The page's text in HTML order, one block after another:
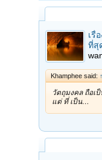
เรื่
ที่สุ
Khamphee said: ↑
วัตถุมงคล ถือเ
แต่ ที่ เป็น…